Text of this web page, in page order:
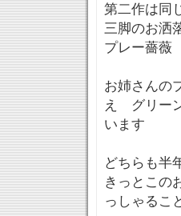
第二作は同
三脚のお洒
プレー薔薇
お姉さんの
え グリー
います
どちらも半
きっとこの
っしゃるこ